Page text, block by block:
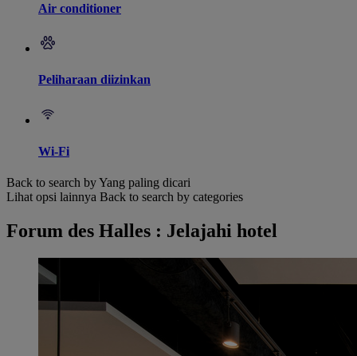
Air conditioner
Peliharaan diizinkan
Wi-Fi
Back to search by Yang paling dicari
Lihat opsi lainnya Back to search by categories
Forum des Halles : Jelajahi hotel